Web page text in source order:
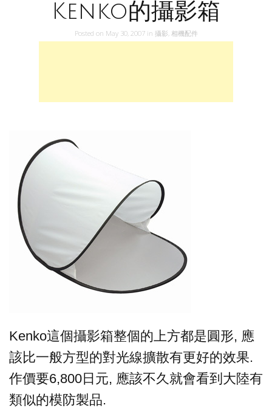
Kenko的攝影箱
Posted on May 30, 2007 in 攝影, 相機配件
Kenko這個攝影箱整個的上方都是圓形, 應
該比一般方型的對光線擴散有更好的效果.
作價要6,800日元, 應該不久就會看到大陸有
類似的模防製品.